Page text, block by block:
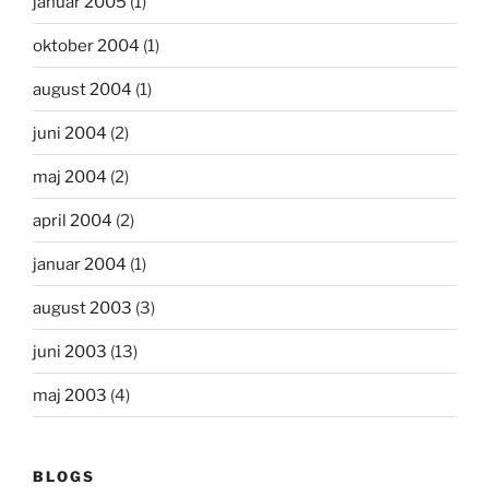
oktober 2004 (1)
august 2004 (1)
juni 2004 (2)
maj 2004 (2)
april 2004 (2)
januar 2004 (1)
august 2003 (3)
juni 2003 (13)
maj 2003 (4)
BLOGS